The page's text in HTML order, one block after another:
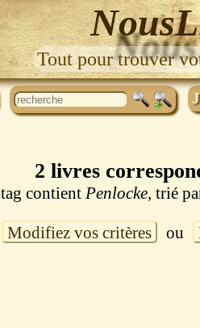
Tout pour trouver
2 livres
tag contient Penlocke, trié
Modifiez vos critères ou